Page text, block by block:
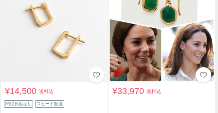
¥14,500送料込
関税負担なし スピード配送
¥33,970送料込